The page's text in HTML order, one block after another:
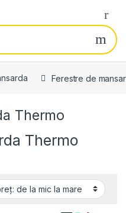
Ferestre de
Thermo
Thermo
preț: de la mic la mare